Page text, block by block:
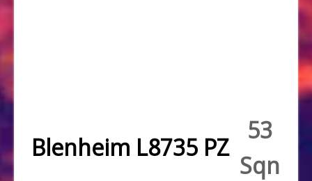
Blenheim L8735 PZ
53
Sqn